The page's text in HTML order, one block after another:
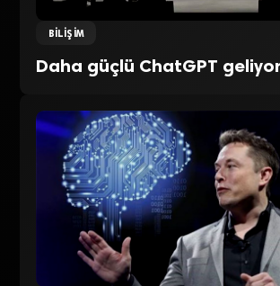
BILIŞIM
Daha güçlü ChatGPT